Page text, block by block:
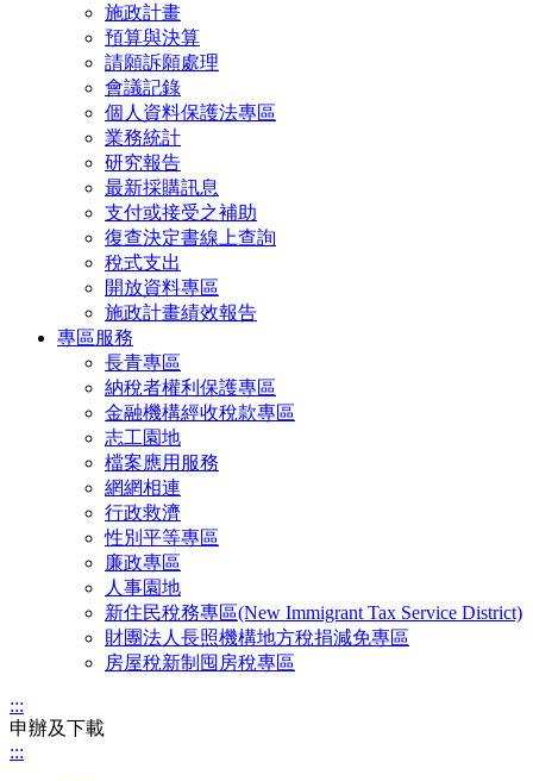
施政計畫
預算與決算
請願訴願處理
會議記錄
個人資料保護法專區
業務統計
研究報告
最新採購訊息
支付或接受之補助
復查決定書線上查詢
稅式支出
開放資料專區
施政計畫績效報告
專區服務
長青專區
納稅者權利保護專區
金融機構經收稅款專區
志工園地
檔案應用服務
網網相連
行政救濟
性別平等專區
廉政專區
人事園地
新住民稅務專區(New Immigrant Tax Service District)
財團法人長照機構地方稅捐減免專區
房屋稅新制囤房稅專區
:::
申辦及下載
:::